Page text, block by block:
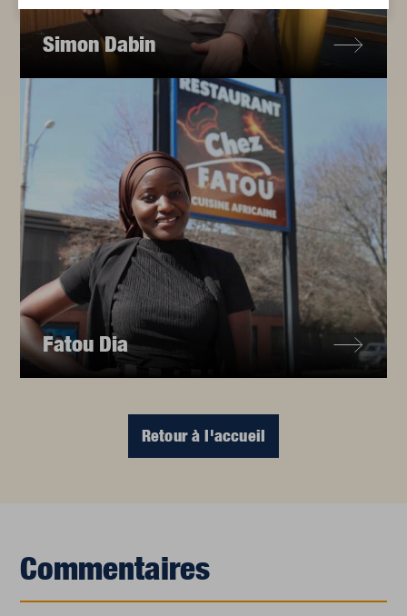
Simon Dabin
Fatou Dia
Retour à l'accueil
Commentaires